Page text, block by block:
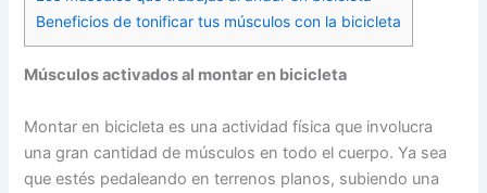
Beneficios de tonificar tus músculos con la bicicleta
Músculos activados al montar en bicicleta
Montar en bicicleta es una actividad física que involucra
una gran cantidad de músculos en todo el cuerpo. Ya sea
que estés pedaleando en terrenos planos, subiendo una